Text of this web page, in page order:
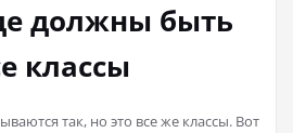
должны быть
классы
так, но это все же классы. Вот